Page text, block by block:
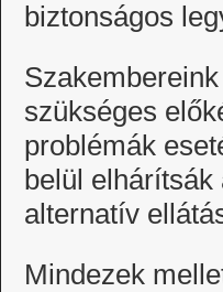
biztonságos
szükséges
problémák
belül
alternatív
Mindezek